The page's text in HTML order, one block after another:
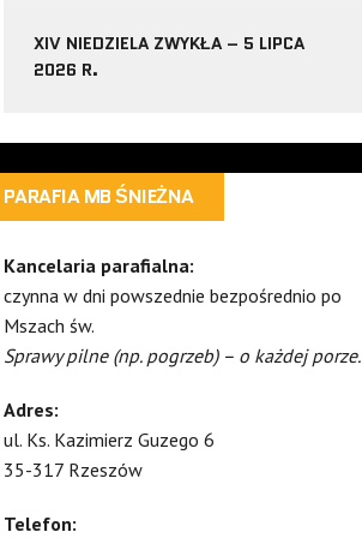
XIV NIEDZIELA ZWYKŁA – 5 LIPCA
2026 R.
PARAFIA MB ŚNIEŻNA
Kancelaria parafialna:
czynna w dni powszednie bezpośrednio po
Mszach św.
Sprawy pilne (np. pogrzeb) – o każdej porze.
Adres:
ul. Ks. Kazimierz Guzego 6
35-317 Rzeszów
Telefon: